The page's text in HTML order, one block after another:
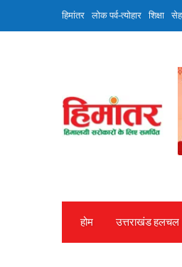
हिमांतर लोक पर्व-त्योहार शिक्षा
होम उत्तराखंड हलचल